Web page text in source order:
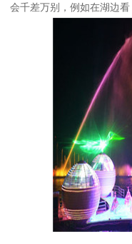
会千差万别，例如在湖边